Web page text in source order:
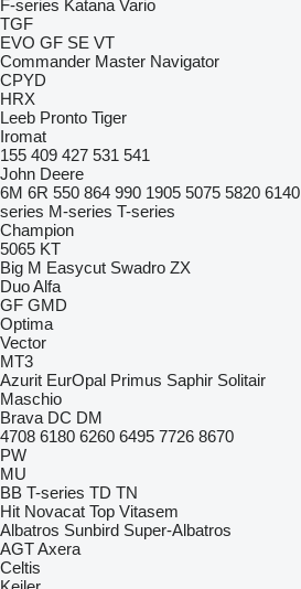
F-series Katana Vario
TGF
EVO GF SE VT
Commander Master Navigator
CPYD
HRX
Leeb Pronto Tiger
Iromat
155 409 427 531 541
John Deere
6M 6R 550 864 990 1905 5075 5820 6140
series M-series T-series
Champion
5065 KT
Big M Easycut Swadro ZX
Duo Alfa
GF GMD
Optima
Vector
MT3
Azurit EurOpal Primus Saphir Solitair
Maschio
Brava DC DM
4708 6180 6260 6495 7726 8670
PW
MU
BB T-series TD TN
Hit Novacat Top Vitasem
Albatros Sunbird Super-Albatros
AGTAxera
Celtis